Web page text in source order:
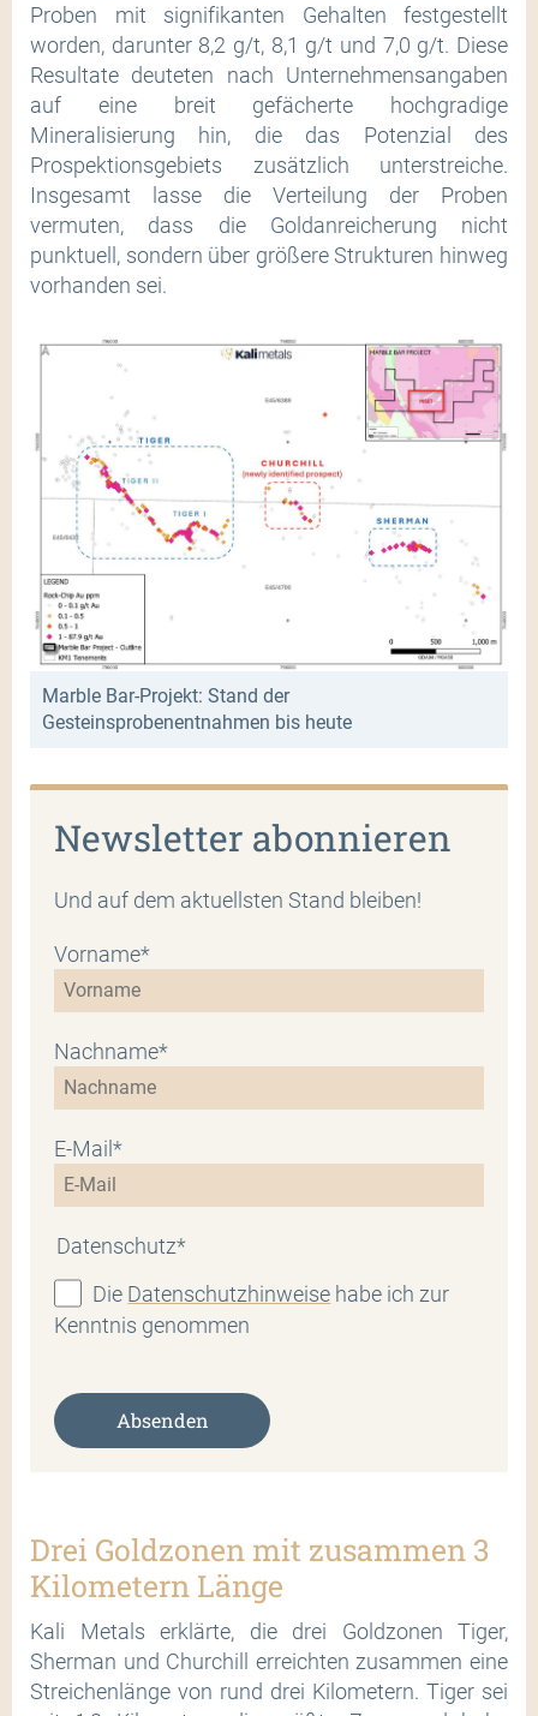
Proben mit signifikanten Gehalten festgestellt
worden, darunter 8,2 g/t, 8,1 g/t und 7,0 g/t. Diese
Resultate deuteten nach Unternehmensangaben
auf eine breit gefächerte hochgradige
Mineralisierung hin, die das Potenzial des
Prospektionsgebiets zusätzlich unterstreiche.
Insgesamt lasse die Verteilung der Proben
vermuten, dass die Goldanreicherung nicht
punktuell, sondern über größere Strukturen hinweg
vorhanden sei.
Marble Bar-Projekt: Stand der
Gesteinsprobenentnahmen bis heute
Newsletter abonnieren
Und auf dem aktuellsten Stand bleiben!
Vorname*
Nachname*
E-Mail*
Datenschutz*
Die Datenschutzhinweise habe ich zur
Kenntnis genommen
Absenden
Drei Goldzonen mit zusammen 3
Kilometern Länge
Kali Metals erklärte, die drei Goldzonen Tiger,
Sherman und Churchill erreichten zusammen eine
Streichenlänge von rund drei Kilometern. Tiger sei